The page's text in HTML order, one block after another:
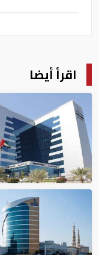
اقرأ أيضا